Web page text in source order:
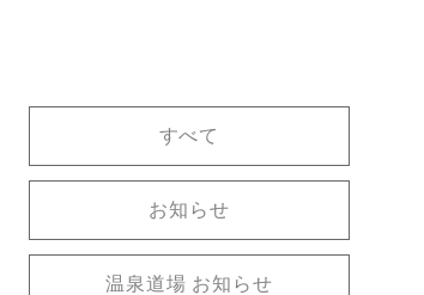
すべて
お知らせ
温泉道場 お知らせ